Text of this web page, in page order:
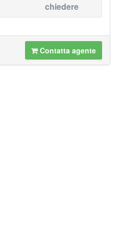
chiedere
Contatta agente